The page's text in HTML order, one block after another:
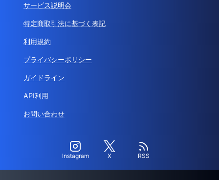
サービス説明会
特定商取引法に基づく表記
利用規約
プライバシーポリシー
ガイドライン
API利用
お問い合わせ
Instagram X RSS